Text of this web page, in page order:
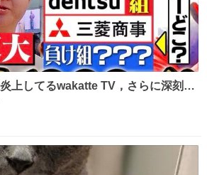
上してるwakatte TV，さらに深刻な
で堅実に生きるのを周縁化する ・恋
環境を求め他大学に移るのを批判する